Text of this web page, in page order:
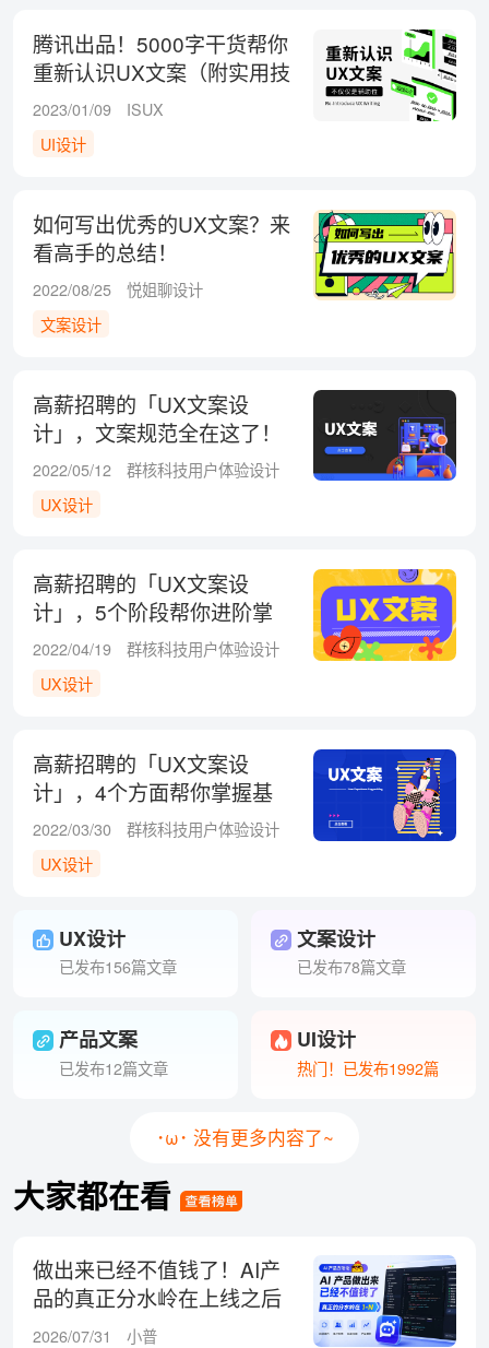
腾讯出品！5000字干货帮你
重新认识UX文案（附实用技
巧）
2023/01/09
ISUX
UI设计
如何写出优秀的UX文案？来
看高手的总结！
2022/08/25
悦姐聊设计
文案设计
高薪招聘的「UX文案设
计」，文案规范全在这了！
2022/05/12
群核科技用户体验设计
UX设计
高薪招聘的「UX文案设
计」，5个阶段帮你进阶掌
握！
2022/04/19
群核科技用户体验设计
UX设计
高薪招聘的「UX文案设
计」，4个方面帮你掌握基
础！
2022/03/30
群核科技用户体验设计
UX设计
UX设计
已发布156篇文章
文案设计
已发布78篇文章
产品文案
已发布12篇文章
UI设计
热门！已发布1992篇
･ω･ 没有更多内容了~
大家都在看
做出来已经不值钱了！AI产
品的真正分水岭在上线之后
2026/07/31
小普